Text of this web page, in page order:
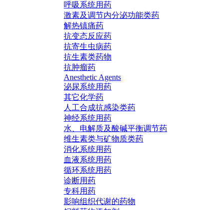
呼吸系统用药
激素及调节内分泌功能类药
解热镇痛药
抗变态反应药
抗寄生虫病药
抗生素类药物
抗肿瘤药
Anesthetic Agents
泌尿系统用药
其它化学药
人工合成抗感染类药
神经系统用药
水、电解质及酸碱平衡调节药
维生素类与矿物质类药
消化系统用药
血液系统用药
循环系统用药
诊断用药
专科用药
影响组织代谢的药物